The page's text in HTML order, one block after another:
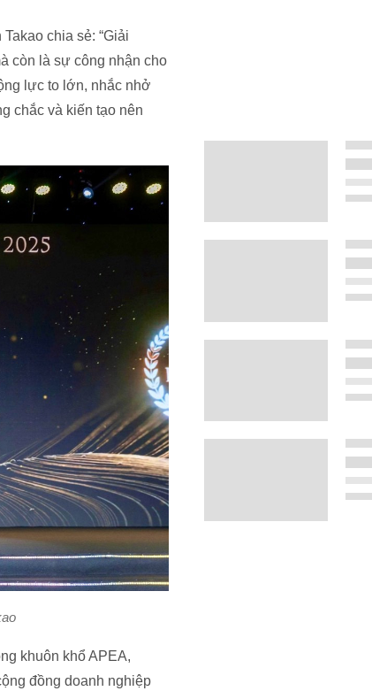
chia sẻ: “Giải
còn là sự công nhận cho
lực to lớn, nhắc nhở
chắc và kiến tạo nên
khuôn khổ APEA,
đồng doanh nghiệp